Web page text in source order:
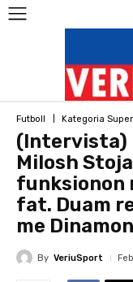
Futboll Kategoria
(Intervista)
Milosh
funksionon
fat. Duam
me Dinamon
By VeriuSport